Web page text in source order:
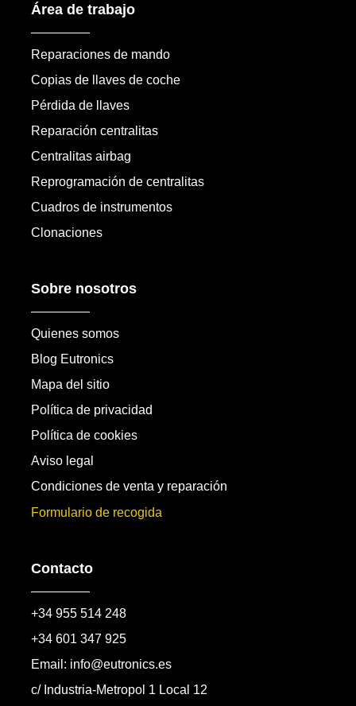
Área de trabajo
Reparaciones de mando
Copias de llaves de coche
Pérdida de llaves
Reparación centralitas
Centralitas airbag
Reprogramación de centralitas
Cuadros de instrumentos
Clonaciones
Sobre nosotros
Quienes somos
Blog Eutronics
Mapa del sitio
Política de privacidad
Política de cookies
Aviso legal
Condiciones de venta y reparación
Formulario de recogida
Contacto
+34 955 514 248
+34 601 347 925
Email: info@eutronics.es
c/ Industria-Metropol 1 Local 12